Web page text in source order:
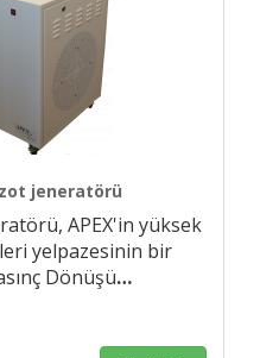
jeneratörü
APEX'in yüksek
yelpazesinin bir
Dönüşü…